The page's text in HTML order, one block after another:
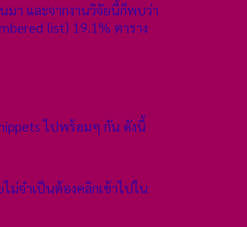
า และจากงานวิจัยนี้ก็พบว่า
list) 19.1% ตาราง
ไปพร้อมๆ กัน ดังนี้
ม่จำเป็นต้องคลิกเข้าไปใน